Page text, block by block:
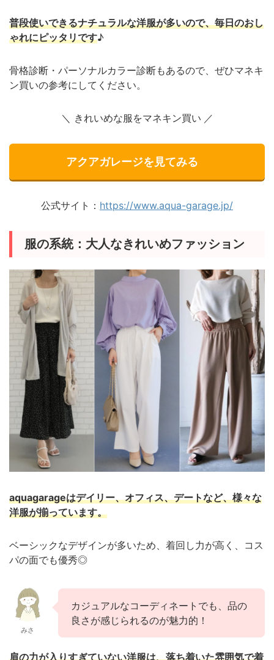
普段使いできるナチュラルな洋服が多いので、毎日のおし
ゃれにピッタリです♪
骨格診断・パーソナルカラー診断もあるので、ぜひマネキ
ン買いの参考にしてください。
＼ きれいめな服をマネキン買い ／
アクアガレージを見てみる
公式サイト： https://www.aqua-garage.jp/
服の系統：大人なきれいめファッション
aquagarageはデイリー、オフィス、デートなど、様々な
洋服が揃っています。
ベーシックなデザインが多いため、着回し力が高く、コス
パの面でも優秀◎
みさ
カジュアルなコーディネートでも、品の
良さが感じられるのが魅力的！
肩の力が入りすぎていない洋服は、落ち着いた雰囲気で着